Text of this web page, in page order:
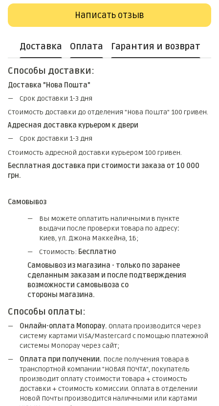
Написать отзыв
Доставка Оплата Гарантия и возврат
Способы доставки:
Доставка "Нова Пошта"
Срок доставки 1-3 дня
Стоимость доставки до отделения "Нова Пошта" 100 гривен.
Адресная доставка курьером к двери
Срок доставки 1-3 дня
Стоимость адресной доставки курьером 100 гривен.
Бесплатная доставка при стоимости заказа от 10 000
грн.
Самовывоз
Вы можете оплатить наличными в пункте
выдачи после проверки товара по адресу:
Киев, ул. Джона Маккейна, 1Б;
Стоимость: Бесплатно
Самовывоз из магазина - только по заранее
сделанным заказам и после подтверждения
возможности самовывоза со
стороны магазина.
Способы оплаты:
Онлайн-оплата Monopay. Оплата производится через
систему картами VISA/Mastercard с помощью платежной
системы Monopay через сайт;
Оплата при получении. После получения товара в
транспортной компании "НОВАЯ ПОЧТА", покупатель
производит оплату стоимости товара + стоимость
доставки + стоимость комиссии. Оплата в отделении
Новой Почты производится наличными или картами